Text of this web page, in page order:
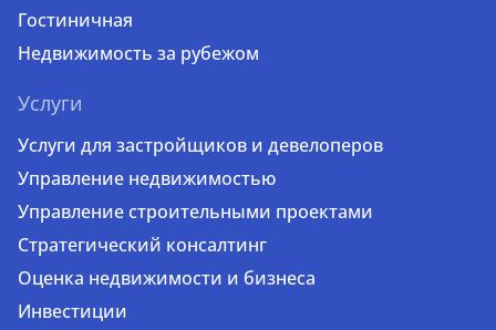
Гостиничная
Недвижимость за рубежом
Услуги
Услуги для застройщиков и девелоперов
Управление недвижимостью
Управление строительными проектами
Стратегический консалтинг
Оценка недвижимости и бизнеса
Инвестиции